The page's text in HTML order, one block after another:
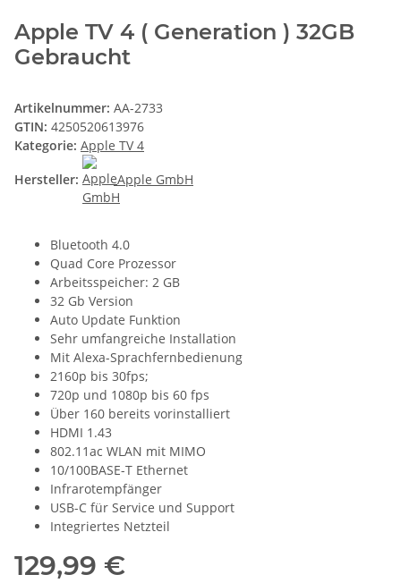
Apple TV 4 ( Generation ) 32GB
Gebraucht
Artikelnummer: AA-2733
GTIN: 4250520613976
Kategorie: Apple TV 4
Hersteller:
Apple GmbH
Bluetooth 4.0
Quad Core Prozessor
Arbeitsspeicher: 2 GB
32 Gb Version
Auto Update Funktion
Sehr umfangreiche Installation
Mit Alexa-Sprachfernbedienung
2160p bis 30fps;
720p und 1080p bis 60 fps
Über 160 bereits vorinstalliert
HDMI 1.43
802.11ac WLAN mit MIMO
10/100BASE-T Ethernet
Infrarotempfänger
USB-C für Service und Support
Integriertes Netzteil
129,99 €